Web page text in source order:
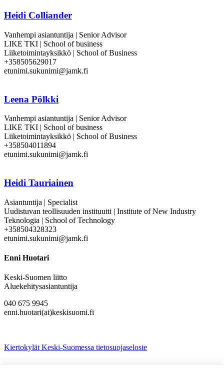
Heidi Colliander
Vanhempi asiantuntija | Senior Advisor
LIKE TKI | School of business
Liiketoimintayksikkö | School of Business
+358505629017
etunimi.sukunimi@jamk.fi
Leena Pölkki
Vanhempi asiantuntija | Senior Advisor
LIKE TKI | School of business
Liiketoimintayksikkö | School of Business
+358504011894
etunimi.sukunimi@jamk.fi
Heidi Tauriainen
Asiantuntija | Specialist
Uudistuvan teollisuuden instituutti | Institute of New Industry
Teknologia | School of Technology
+358504328323
etunimi.sukunimi@jamk.fi
Enni Huotari
Keski-Suomen liitto
Aluekehitysasiantuntija
040 675 9945
enni.huotari(at)keskisuomi.fi
Kiertokylät Keski-Suomessa tietosuojaseloste